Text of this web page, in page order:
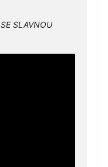
SE SLAVNOU